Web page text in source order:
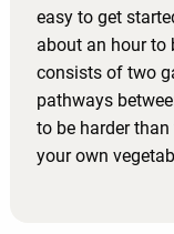
easy to get
about an hour to
consists of two
pathways
to be harder
your own